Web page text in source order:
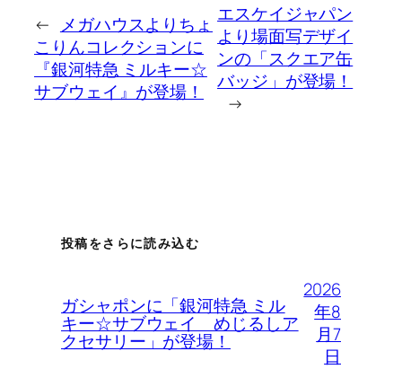
← メガハウスよりちょ
こりんコレクションに
『銀河特急 ミルキー☆
サブウェイ』が登場！
エスケイジャパン
より場面写デザイ
ンの「スクエア缶
バッジ」が登場！
→
投稿をさらに読み込む
ガシャポンに「銀河特急 ミル
キー☆サブウェイ めじるしア
クセサリー」が登場！
2026
年8
月7
日